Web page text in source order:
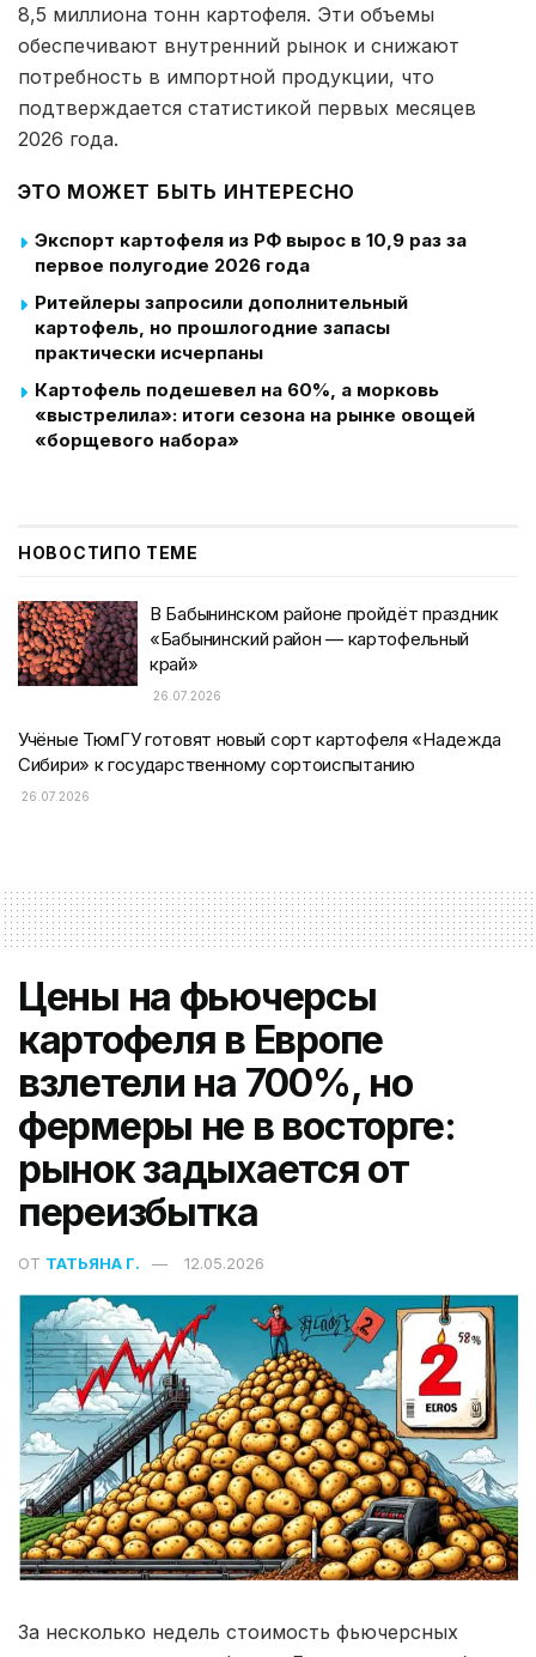
8,5 миллиона тонн картофеля. Эти объемы
обеспечивают внутренний рынок и снижают
потребность в импортной продукции, что
подтверждается статистикой первых месяцев
2026 года.
ЭТО МОЖЕТ БЫТЬ ИНТЕРЕСНО
Экспорт картофеля из РФ вырос в 10,9 раз за
первое полугодие 2026 года
Ритейлеры запросили дополнительный
картофель, но прошлогодние запасы
практически исчерпаны
Картофель подешевел на 60%, а морковь
«выстрелила»: итоги сезона на рынке овощей
«борщевого набора»
НОВОСТИПО ТЕМЕ
В Бабынинском районе пройдёт праздник
«Бабынинский район — картофельный
край»
26.07.2026
Учёные ТюмГУ готовят новый сорт картофеля «Надежда
Сибири» к государственному сортоиспытанию
26.07.2026
Цены на фьючерсы
картофеля в Европе
взлетели на 700%, но
фермеры не в восторге:
рынок задыхается от
переизбытка
ОТ ТАТЬЯНА Г. 12.05.2026
За несколько недель стоимость фьючерсных